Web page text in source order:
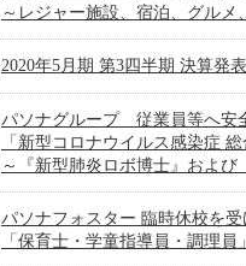
～レジャー施設、宿泊、グルメ
2020年5月期 第3四半期 決算発
パソナグループ 従業員等へ安
「新型コロナウイルス感染症
～『新型肺炎ロボ博士』および
パソナフォスター 臨時休校を
「保育士・学童指導員・調理員